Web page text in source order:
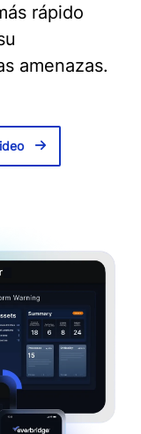
rápido
amenazas.